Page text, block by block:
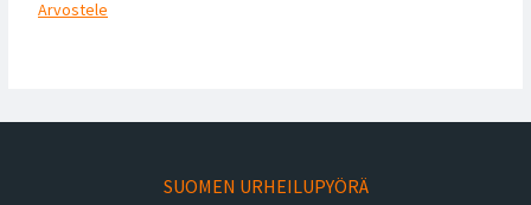
Arvostele
SUOMEN URHEILUPYÖRÄ